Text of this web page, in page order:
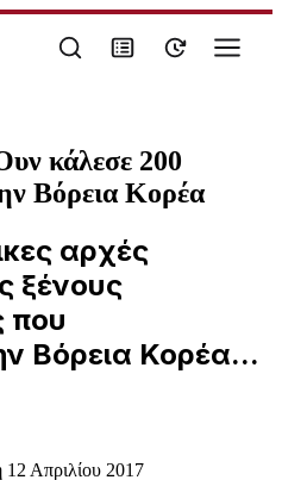
κάλεσε 200
Βόρεια Κορέα
αρχές
ξένους
που
Βόρεια Κορέα...
12 Απριλίου 2017